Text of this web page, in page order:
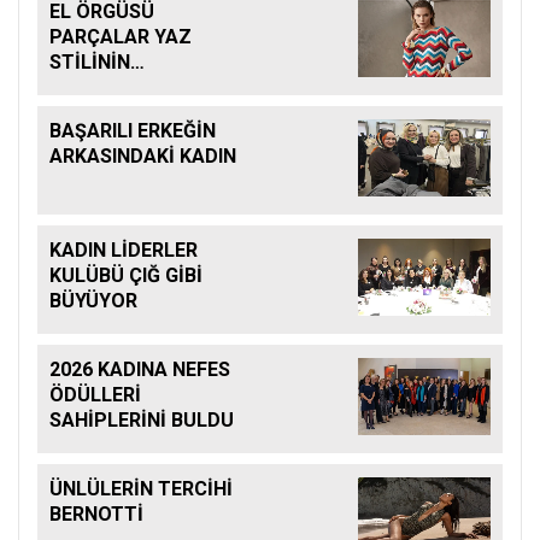
EL ÖRGÜSÜ
PARÇALAR YAZ
STİLİNİN
BAŞARILI ERKEĞİN
ARKASINDAKİ KADIN
KADIN LİDERLER
KULÜBÜ ÇIĞ GİBİ
BÜYÜYOR
2026 KADINA NEFES
ÖDÜLLERİ
SAHİPLERİNİ BULDU
ÜNLÜLERİN TERCİHİ
BERNOTTİ